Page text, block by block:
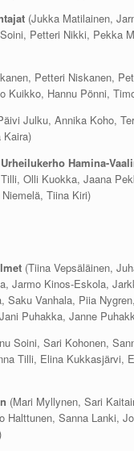
(Jukka Matilainen,
Petteri Nikki, Pekka
Petteri Niskanen,
Kuikko, Hannu Pönni,
Julku, Annika Koho,
Kaira)
Hamina-
Olli Kuokka, Jaana
Tiina Kiri)
(Tiina Vepsäläinen,
Jarmo Kinos-Eskola,
Saku Vanhala, Piia
Puhakka, Janne
Soini, Sari Kohonen,
Tilli, Elina Kukkasjärvi,
(Mari Myllynen, Sari
Halttunen, Sanna Lanki,